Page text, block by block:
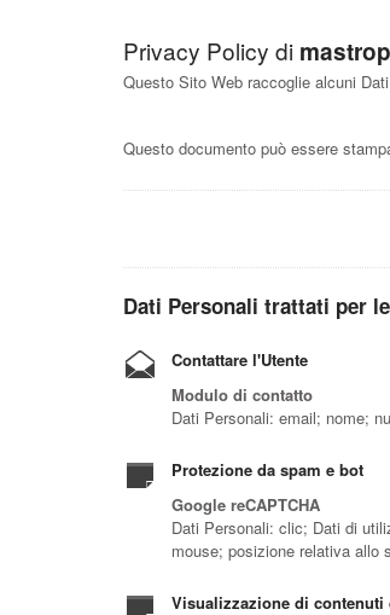
Privacy Policy di
Questo Sito Web raccoglie alcuni
Questo documento può essere
Dati Personali trattati per
Contattare l'Utente
Modulo di contatto
Dati Personali: email; nome;
Protezione da spam e bot
Google reCAPTCHA
Dati Personali: clic; Dati di
mouse; posizione relativa allo
Visualizzazione di contenuti